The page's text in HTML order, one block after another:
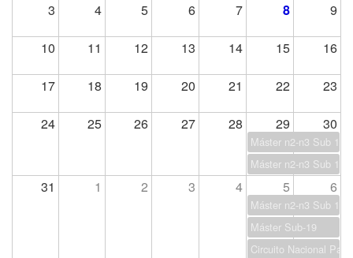
3 4 5 6 7 8 9
10 11 12 13 14 15 16
17 18 19 20 21 22 23
24 25 26 27 28 29 30
Máster n2-n3 Sub 13
Máster n2-n3 Sub 17
31 1 2 3 4 5 6
Máster n2-n3 Sub 15
Máster Sub-19
Circuito Nacional